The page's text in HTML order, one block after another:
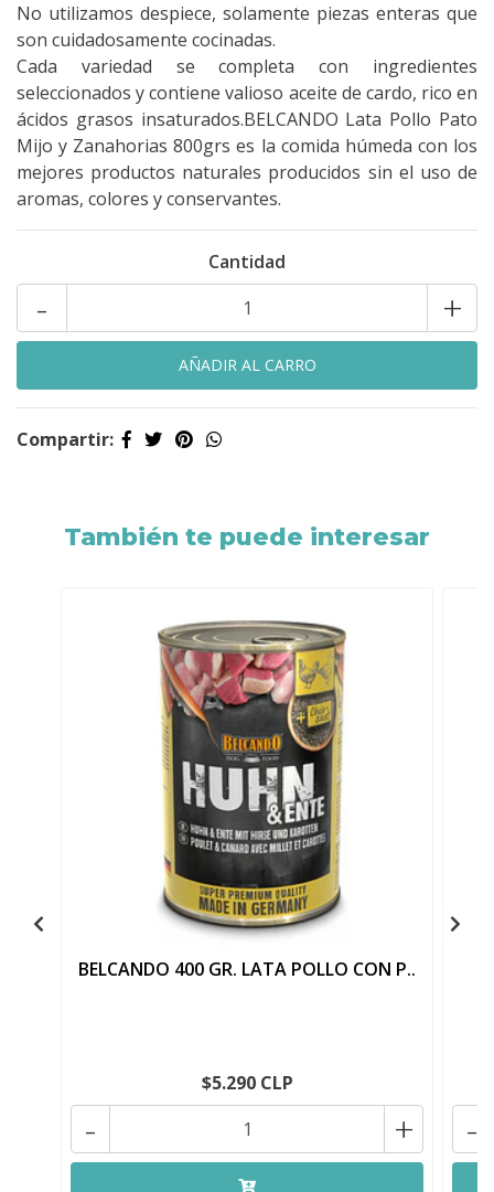
No utilizamos despiece, solamente piezas enteras que
son cuidadosamente cocinadas.
Cada variedad se completa con ingredientes
seleccionados y contiene valioso aceite de cardo, rico en
ácidos grasos insaturados.BELCANDO Lata Pollo Pato
Mijo y Zanahorias 800grs es la comida húmeda con los
mejores productos naturales producidos sin el uso de
aromas, colores y conservantes.
Cantidad
+
-
Compartir:
También te puede interesar
BELCANDO 400 GR. LATA POLLO CON P..
$5.290 CLP
+
- -